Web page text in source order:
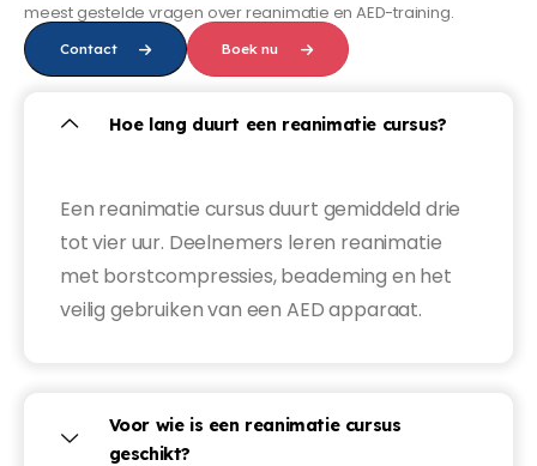
meest gestelde vragen over reanimatie en AED-training.
Contact Boek nu
Hoe lang duurt een reanimatie cursus?
Een reanimatie cursus duurt gemiddeld drie
tot vier uur. Deelnemers leren reanimatie
met borstcompressies, beademing en het
veilig gebruiken van een AED apparaat.
Voor wie is een reanimatie cursus
geschikt?